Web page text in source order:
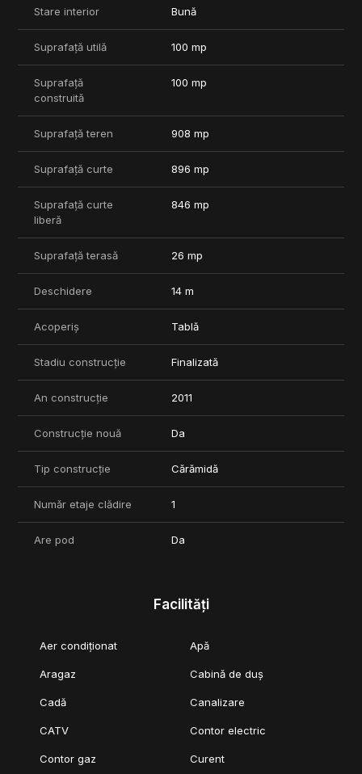
Se accepta credit (ipotecar/prima casa/leasing). Comision 0
Stare interior Bună
Suprafață utilă 100 mp
Suprafață
construită
100 mp
Suprafață teren 908 mp
Suprafață curte 896 mp
Suprafață curte
liberă
846 mp
Suprafață terasă 26 mp
Deschidere 14 m
Acoperiș Tablă
Stadiu construcție Finalizată
An construcție 2011
Construcție nouă Da
Tip construcție Cărămidă
Număr etaje clădire 1
Are pod Da
Facilități
Aer condiționat Apă
Aragaz Cabină de duș
Cadă Canalizare
CATV Contor electric
Contor gaz Curent